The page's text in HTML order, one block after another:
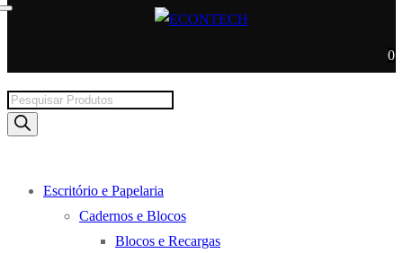
0
Products
search
Escritório e Papelaria
Cadernos e Blocos
Blocos e Recargas